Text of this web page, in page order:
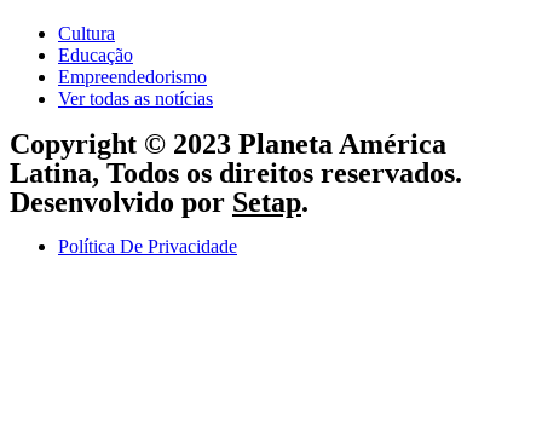
Cultura
Educação
Empreendedorismo
Ver todas as notícias
Copyright © 2023 Planeta América
Latina, Todos os direitos reservados.
Desenvolvido por Setap.
Política De Privacidade